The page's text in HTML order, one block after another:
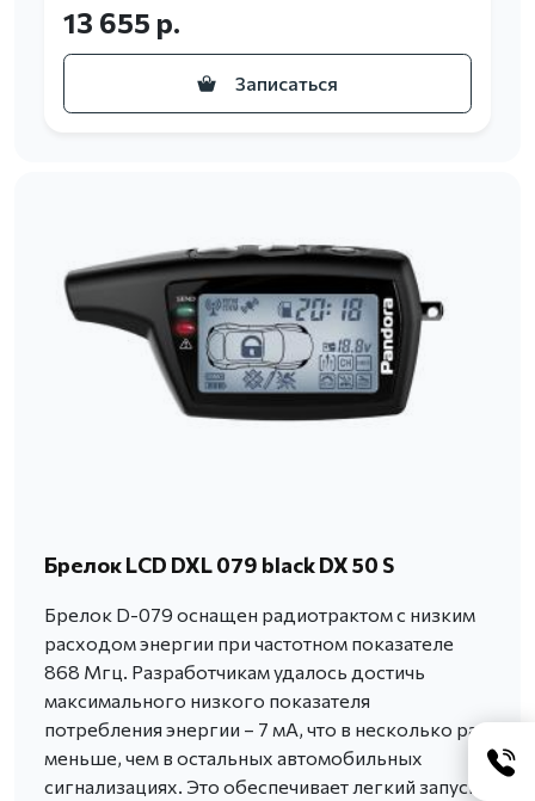
13 655 р.
Записаться
Брелок LCD DXL 079 black DX 50 S
Брелок D-079 оснащен радиотрактом с низким
расходом энергии при частотном показателе
868 Мгц. Разработчикам удалось достичь
максимального низкого показателя
потребления энергии – 7 мА, что в несколько раз
меньше, чем в остальных автомобильных
сигнализациях. Это обеспечивает легкий запуск